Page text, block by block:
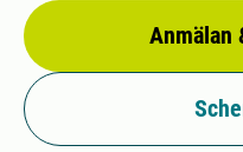
Anmälan